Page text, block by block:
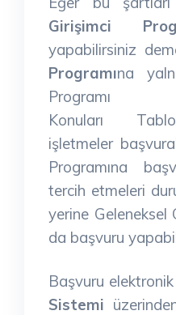
Girişimci
yapabilirsiniz
Programına
Konuları
işletmeler
Programına
tercih etmeleri
yerine Geleneksel
da başvuru
Başvuru
Sistemi